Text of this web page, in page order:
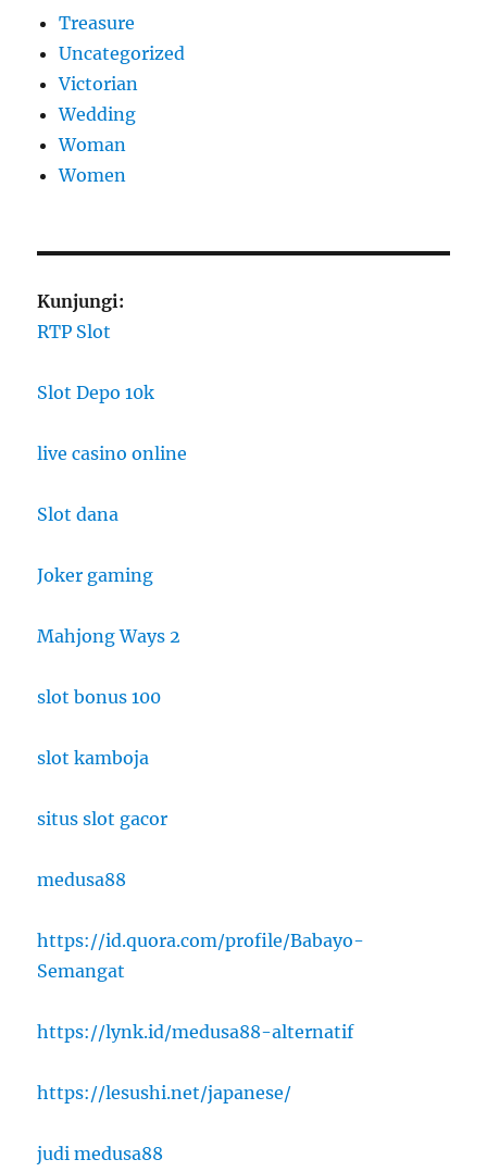
Treasure
Uncategorized
Victorian
Wedding
Woman
Women
Kunjungi:
RTP Slot
Slot Depo 10k
live casino online
Slot dana
Joker gaming
Mahjong Ways 2
slot bonus 100
slot kamboja
situs slot gacor
medusa88
https://id.quora.com/profile/Babayo-
Semangat
https://lynk.id/medusa88-alternatif
https://lesushi.net/japanese/
judi medusa88